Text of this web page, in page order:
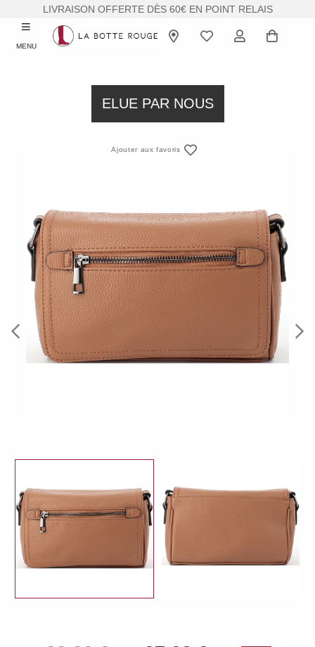
LIVRAISON OFFERTE DÈS 60€ EN POINT RELAIS
MENU
ELUE PAR NOUS
Ajouter aux favoris
Previous